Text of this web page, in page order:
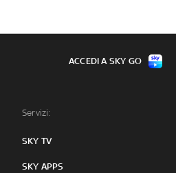
Servizi:
SKY TV
SKY APPS
ACCEDI A SKY GO